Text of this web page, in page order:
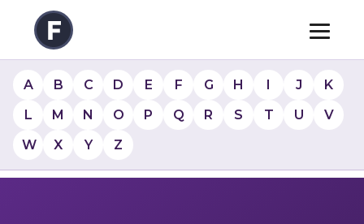
A B C D E F G H I J
K
L
M N O P Q R S T U
V
W
X Y Z